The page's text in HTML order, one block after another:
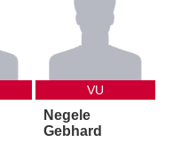
VU
Negele
Gebhard